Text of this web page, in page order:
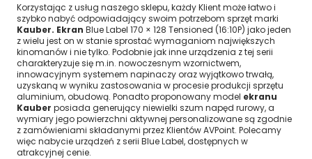
Korzystając z usług naszego sklepu, każdy Klient może łatwo i
szybko nabyć odpowiadający swoim potrzebom sprzęt marki
Kauber. Ekran Blue Label 170 × 128 Tensioned (16:10P) jako jeden
z wielu jest on w stanie sprostać wymaganiom największych
kinomanów i nie tylko. Podobnie jak inne urządzenia z tej serii
charakteryzuje się m.in. nowoczesnym wzornictwem,
innowacyjnym systemem napinaczy oraz wyjątkowo trwałą,
uzyskaną w wyniku zastosowania w procesie produkcji sprzętu
aluminium, obudową. Ponadto proponowany model ekranu
Kauber posiada generujący niewielki szum napęd rurowy, a
wymiary jego powierzchni aktywnej personalizowane są zgodnie
z zamówieniami składanymi przez Klientów AVPoint. Polecamy
więc nabycie urządzeń z serii Blue Label, dostępnych w
atrakcyjnej cenie.